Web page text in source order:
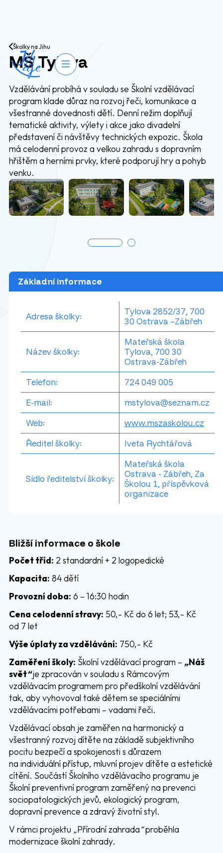
Přejít na obsah
Otevřít navigaci
Školky na Jihu
MŠ Tylova
Vzdělávání probíhá v souladu se Školní vzdělávací
program klade důraz na rozvoj řeči, komunikace a
všestranné dovednosti dětí. Denní režim doplňují
tematické aktivity, výlety i akce jako divadelní
představení či návštěvy technických expozic. Škola
má celodenní provoz a velkou zahradu s dopravním
hřištěm a herními prvky, které podporují hry a pohyb
venku.
Základní informace
Adresa školky:
Tylova 2852/37, 700
30 Ostrava –Zábřeh
Název školky:
Mateřská škola
Tylova, 700 30
Ostrava-Zábřeh
Telefon:
724 049 005
E-mail:
mstylova@seznam.cz
Web:
www.mszaskolou.cz
Ředitel školky:
Iveta Rychtářová
Sídlo ředitelství školky:
Mateřská škola
Ostrava - Zábřeh, Za
Školou 1, příspěvková
organizace
Bližší informace o škole
Počet tříd: 2 standardní + 2 logopedické
Kapacita: 84 dětí
Provozní doba: 6 – 16:30 hodin
Cena celodenní stravy: 50,- Kč do 6 let; 53,- Kč
od 7 let
Výše úplaty za vzdělávání: 750,- Kč
Zaměření školy: Školní vzdělávací program – „Náš
svět“je zpracován v souladu s Rámcovým
vzdělávacím programem pro předškolní vzdělávání
tak, aby vyhovoval také dětem se speciálními
vzdělávacími potřebami – vadami řeči.
Vzdělávací obsah je zaměřen na harmonický a
všestranný rozvoj dítěte na základě subjektivního
pocitu bezpečí a spokojenosti s důrazem
na individuální přístup, mluvní projev dítěte a estetické
cítění. Součástí Školního vzdělávacího programu je
Školní preventivní program zaměřený na prevenci
sociopatologických jevů, ekologický program,
dopravní prevence a zdravý životní styl.
V rámci projektu „Přírodní zahrada“proběhla
modernizace školní zahrady.